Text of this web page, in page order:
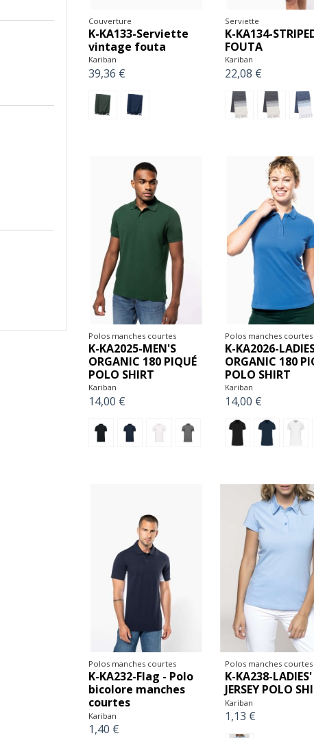
Couverture
K-KA133-Serviette
vintage fouta
Kariban
39,36 €
Serviette
K-KA134-
FOUTA
Kariban
22,08 €
Polos manches courtes
K-KA2025-MEN'S
ORGANIC 180 PIQUÉ
POLO SHIRT
Kariban
14,00 €
Polos manches courtes
K-KA2026-
ORGANIC 180
POLO SHIRT
Kariban
14,00 €
Polos manches courtes
K-KA232-Flag - Polo
bicolore manches
courtes
Kariban
1,40 €
Polos manches courtes
K-KA238-LADIES'
JERSEY POLO
Kariban
1,13 €